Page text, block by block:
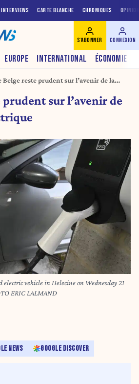
INTERVIEWS CARTE BLANCHE CHRONIQUES
EUROPE INTERNATIONAL ÉCONOMIE
S'ABONNER CONNEXION
Belge reste prudent sur l’avenir de la
prudent sur l’avenir de
electric vehicle in Helecine on Wednesday 21
ERIC LALMAND
NEWS GOOGLE DISCOVER